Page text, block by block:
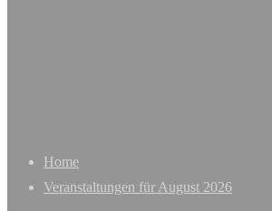
Home
Veranstaltungen für August 2026